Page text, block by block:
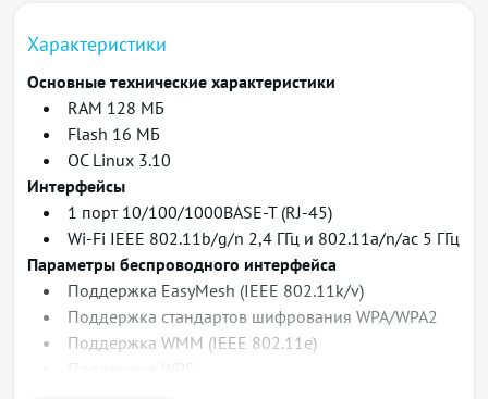
Сетевой интеллект: самоорганизующаяся и
и реагирует на сетевые условия для обеспечения
максимальной производительности
Эффективная балансировка нагрузки: позволяет
устройствам перемещаться к лучшему соединению и
избегать помех
Масштабируемость: позволяет добавлять точки
доступа Wi-Fi EasyMesh от нескольких вендоров
Схема применения
Характеристики
Основные технические характеристики
RAM 128 МБ
Flash 16 МБ
ОС Linux 3.10
Интерфейсы
1 порт 10/100/1000BASE-T (RJ-45)
Wi-Fi IEEE 802.11b/g/n 2,4 ГГц и 802.11a/n/ac 5 ГГц
Параметры беспроводного интерфейса
Поддержка EasyMesh (IEEE 802.11k/v)
Поддержка стандартов шифрования WPA/WPA2
Поддержка WMM (IEEE 802.11e)